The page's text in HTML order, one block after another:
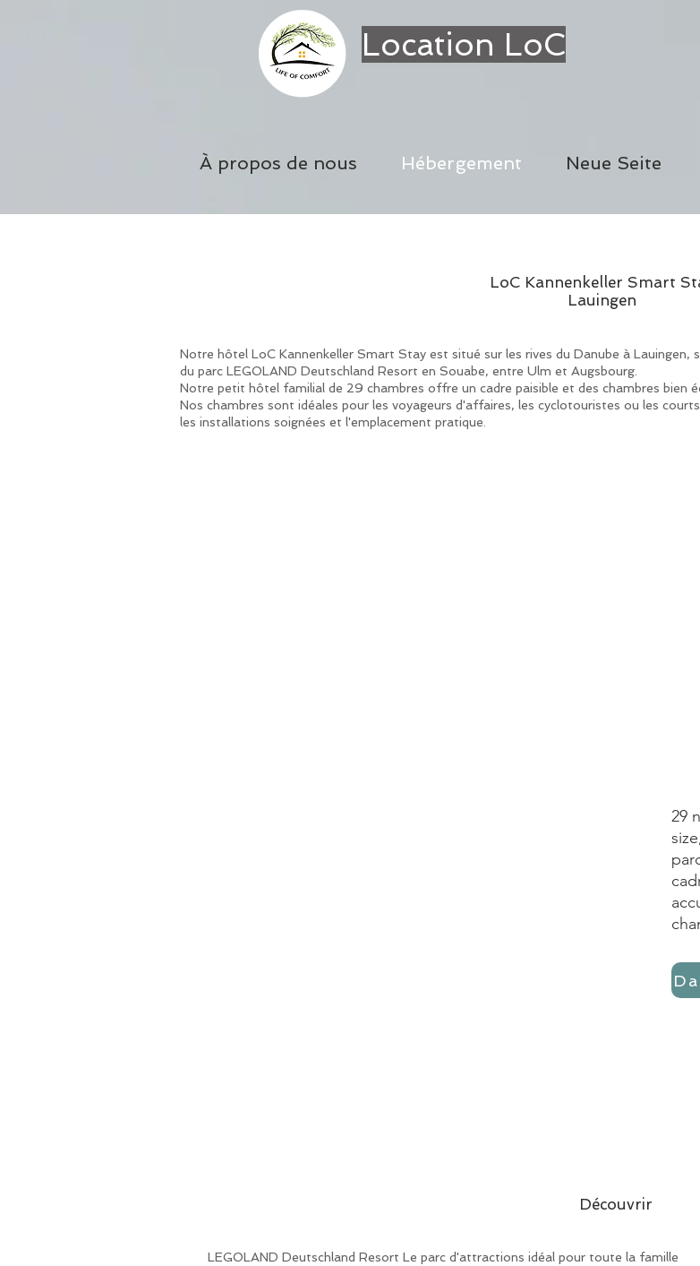
Location LoC
À propos de nous Hébergement Neue Seite
LoC Kannenkeller Smart
Lauingen
Notre hôtel LoC Kannenkeller Smart Stay est situé sur les rives du Danube à Lauingen,
du parc LEGOLAND Deutschland Resort en Souabe, entre Ulm et Augsbourg.
Notre petit hôtel familial de 29 chambres offre un cadre paisible et des chambres bien
Nos chambres sont idéales pour les voyageurs d'affaires, les cyclotouristes ou les
les installations soignées et l'emplacement pratique.
29
Découvrir
LEGOLAND Deutschland Resort Le parc d'attractions idéal pour toute la famille